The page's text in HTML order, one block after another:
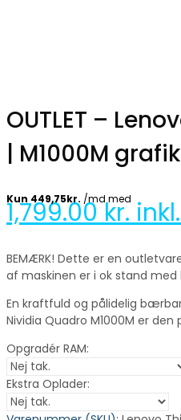
OUTLET –
| M1000M
1,799.00kr.
BEMÆRK! Dette er en
af maskinen er i ok stand
En kraftfuld og pålidelig
Nividia Quadro M1000M er
Opgradér RAM:
Ekstra Oplader: